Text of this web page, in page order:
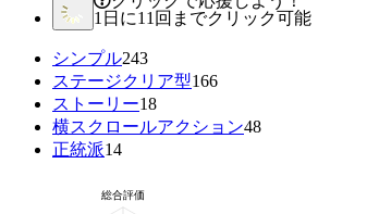
1日に11回までクリック可能
シンプル243
ステージクリア型166
ストーリー18
横スクロールアクション48
正統派14